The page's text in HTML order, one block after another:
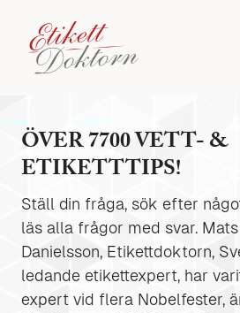
ÖVER 7700 VETT- &
ETIKETTTIPS!
Ställ din fråga, sök efter
läs alla frågor med svar. Mats
Danielsson, Etikettdoktorn,
ledande etikettexpert, har
expert vid flera Nobelfester,